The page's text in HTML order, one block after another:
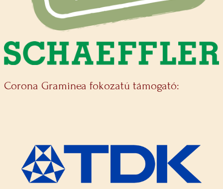
Corona Graminea fokozatú támogató: